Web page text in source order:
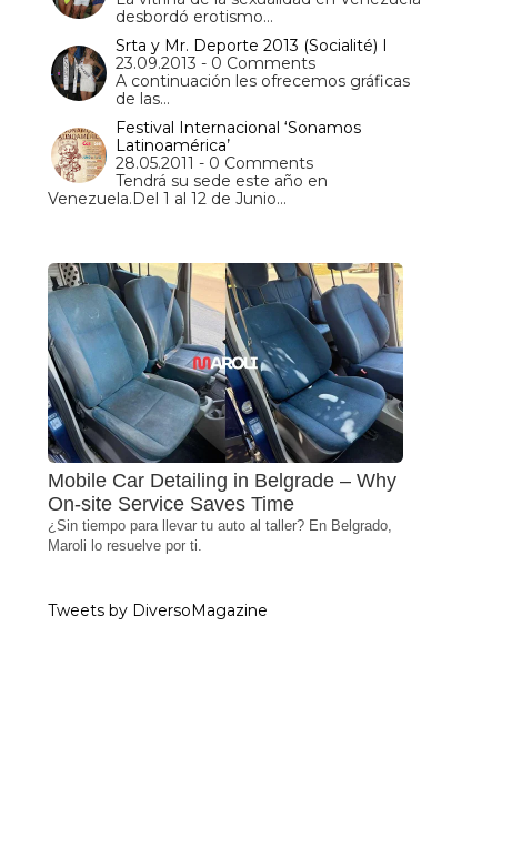
desbordó erotismo…
Srta y Mr. Deporte 2013 (Socialité) I
23.09.2013 - 0 Comments
A continuación les ofrecemos gráficas
de las…
Festival Internacional ‘Sonamos
Latinoamérica’
28.05.2011 - 0 Comments
Tendrá su sede este año en
Venezuela.Del 1 al 12 de Junio…
Mobile Car Detailing in Belgrade – Why
On-site Service Saves Time
¿Sin tiempo para llevar tu auto al taller? En Belgrado,
Maroli lo resuelve por ti.
Tweets by DiversoMagazine